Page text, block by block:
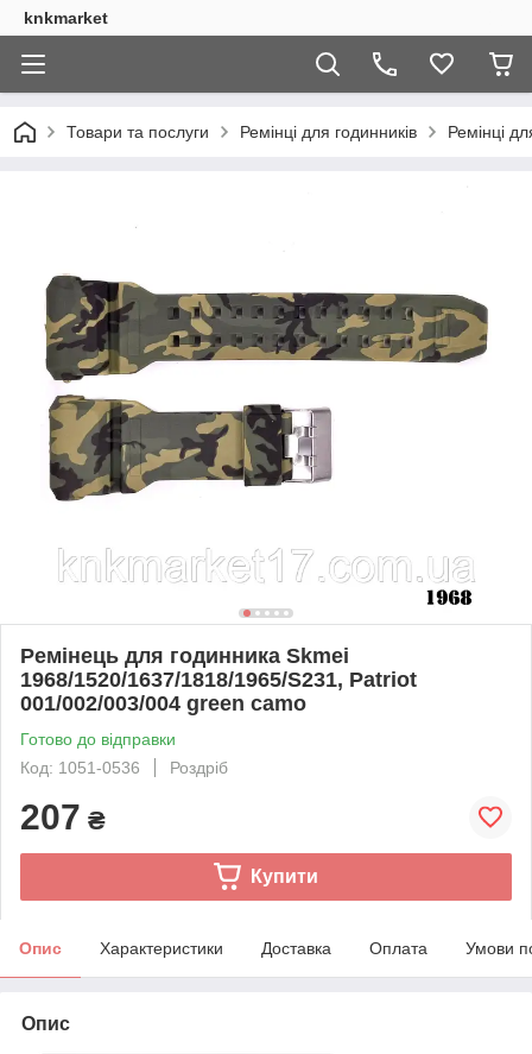
knkmarket
Товари та послуги Ремінці для годинників Ремінці
Ремінець для годинника Skmei
1968/1520/1637/1818/1965/S231, Patriot
001/002/003/004 green camo
Готово до відправки
Код: 1051-0536
Роздріб
207 ₴
Купити
Опис Характеристики Доставка Оплата Умови
Опис